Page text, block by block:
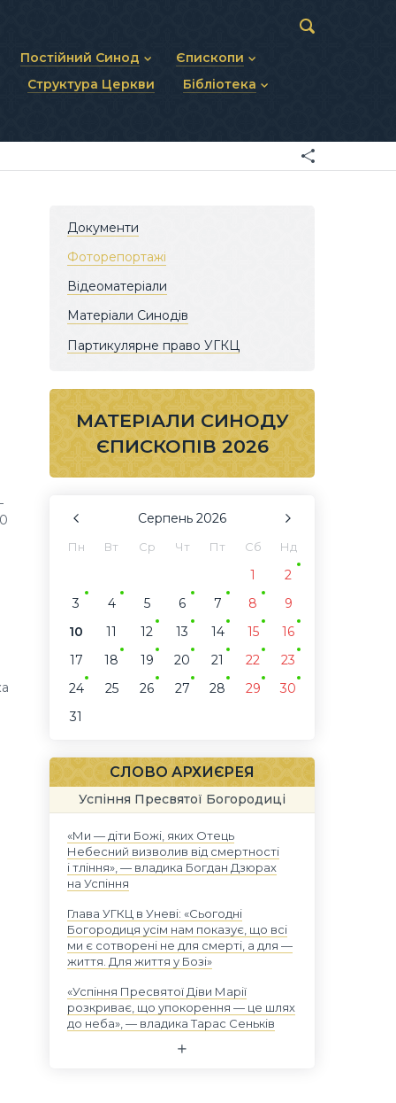
Постійний Синод
Статут Постійного Синоду
Єпископи
Діючі єпископи
Структура Церкви Бібліотека
Матеріали Синодів
Документи
Фоторепортажі
Відеоматеріали
Матеріали Синодів
Партикулярне право УГКЦ
МАТЕРІАЛИ СИНОДУ
ЄПИСКОПІВ 2026
Серпень 2026
Пн Вт Ср Чт Пт Сб Нд
1
2
3
4 5 6 7 8
9
10
11 12 13 14 15
16
17
18 19 20 21 22
23
24
25 26 27 28 29
30
31
СЛОВО АРХИЄРЕЯ
Успіння Пресвятої Богородиці
«Ми — діти Божі, яких Отець
Небесний визволив від смертності
і тління», — владика Богдан Дзюрах
на Успіння
Глава УГКЦ в Уневі: «Сьогодні
Богородиця усім нам показує, що всі
ми є сотворені не для смерті, а для —
життя. Для життя у Бозі»
«Успіння Пресвятої Діви Марії
розкриває, що упокорення — це шлях
до неба», — владика Тарас Сеньків